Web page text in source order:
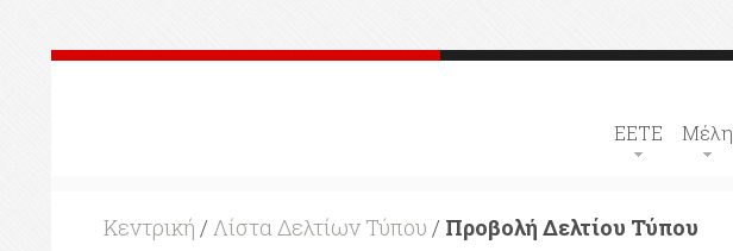
ΕΕΤΕ Μέλη
Κεντρική / Λίστα Δελτίων Τύπου / Προβολή Δελτίου Τύπου